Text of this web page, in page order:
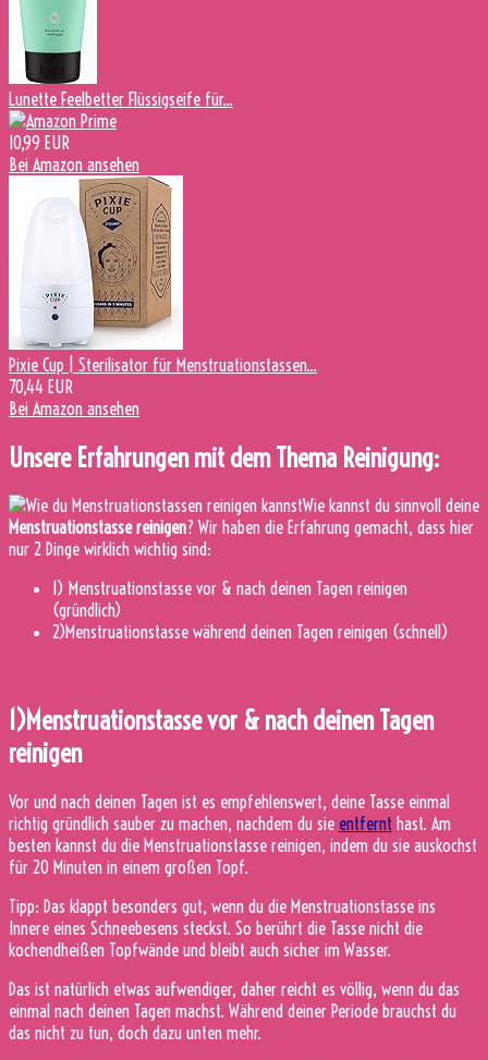
Lunette Feelbetter Flüssigseife für...
10,99 EUR
Bei Amazon ansehen
Pixie Cup | Sterilisator für Menstruationstassen...
70,44 EUR
Bei Amazon ansehen
Unsere Erfahrungen mit dem Thema Reinigung:
Wie kannst du sinnvoll deine
Menstruationstasse reinigen? Wir haben die Erfahrung gemacht, dass hier
nur 2 Dinge wirklich wichtig sind:
1) Menstruationstasse vor & nach deinen Tagen reinigen
(gründlich)
2)Menstruationstasse während deinen Tagen reinigen (schnell)
1)Menstruationstasse vor & nach deinen Tagen
reinigen
Vor und nach deinen Tagen ist es empfehlenswert, deine Tasse einmal
richtig gründlich sauber zu machen, nachdem du sie entfernt hast. Am
besten kannst du die Menstruationstasse reinigen, indem du sie auskochst
für 20 Minuten in einem großen Topf.
Tipp: Das klappt besonders gut, wenn du die Menstruationstasse ins
Innere eines Schneebesens steckst. So berührt die Tasse nicht die
kochendheißen Topfwände und bleibt auch sicher im Wasser.
Das ist natürlich etwas aufwendiger, daher reicht es völlig, wenn du das
einmal nach deinen Tagen machst. Während deiner Periode brauchst du
das nicht zu tun, doch dazu unten mehr.